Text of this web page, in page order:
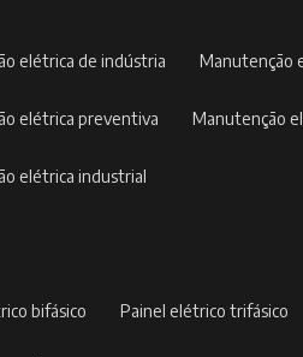
elétrica de indústria
elétrica preventiva manutenção
elétrica industrial
bifásico painel elétrico trifásico